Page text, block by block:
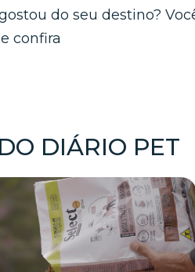
do seu destino?
confira
DIÁRIO PET